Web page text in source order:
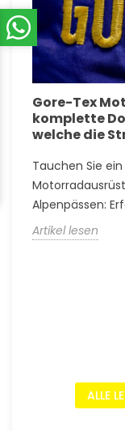
Gore-Tex
komplette
welche die
Tauchen Sie
Alpenpässen:
Artikel lesen
ALLE